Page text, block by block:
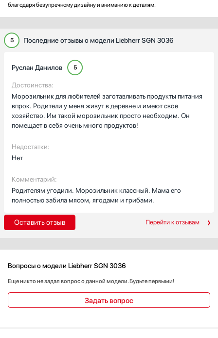
благодаря безупречному дизайну и вниманию к деталям.
5 Последние отзывы о модели Liebherr SGN 3036
Руслан Данилов 5
Достоинства:
Морозильник для любителей заготавливать продукты питания
впрок. Родители у меня живут в деревне и имеют свое
хозяйство. Им такой морозильник просто необходим. Он
помещает в себя очень много продуктов!
Недостатки:
Нет
Комментарий:
Родителям угодили. Морозильник классный. Мама его
полностью забила мясом, ягодами и грибами.
Оставить отзыв Перейти к отзывам
Вопросы о модели Liebherr SGN 3036
Еще никто не задал вопрос о данной модели. Будьте первыми!
Задать вопрос